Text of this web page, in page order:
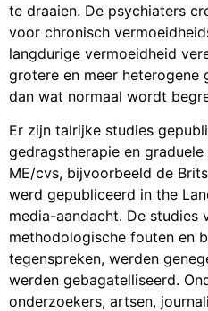
te draaien. De psychiaters
voor chronisch
langdurige vermoeidheid
grotere en meer heterogene
dan wat normaal wordt
Er zijn talrijke studies
gedragstherapie en
ME/cvs, bijvoorbeeld de
werd gepubliceerd in the
media-aandacht. De studies
methodologische fouten en
tegenspreken, werden
werden gebagatelliseerd.
onderzoekers, artsen,